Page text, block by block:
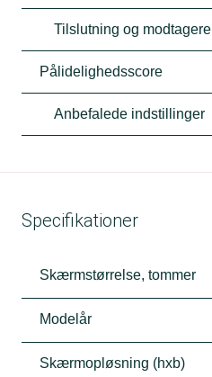
Tilslutning og modtagere
Pålidelighedsscore
Anbefalede indstillinger
Specifikationer
Skærmstørrelse, tommer
Modelår
Skærmopløsning (hxb)